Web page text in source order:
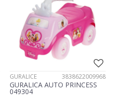
GURALICE 3838622009968
GURALICA AUTO PRINCESS
049304